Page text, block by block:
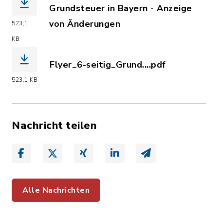
523,1
KB
Grundsteuer in Bayern - Anzeige
von Änderungen
523,1 KB
Flyer_6-seitig_Grund....pdf
Nachricht teilen
Alle Nachrichten